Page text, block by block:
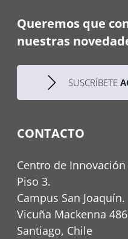
Queremos que
nuestras
SUSCRÍBETE
CONTACTO
Centro de
Piso 3.
Campus San Joaquín.
Vicuña Mackenna
Santiago, Chile